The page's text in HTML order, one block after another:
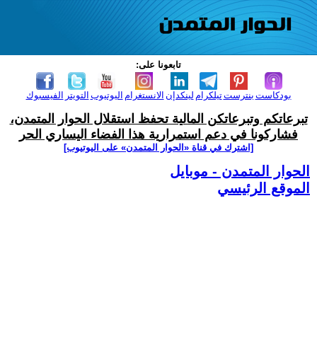
تابعونا على:
الفيسبوك التويتر اليوتيوب الانستغرام لينكدإن تيلكرامبنترست بودكاست
تبرعاتكم وتبرعاتكن المالية تحفظ استقلال الحوار المتمدن،
فشاركونا في دعم استمرارية هذا الفضاء اليساري الحر
[اشترك في قناة ‫«الحوار المتمدن» على اليوتيوب]
الحوار المتمدن - موبايل
الموقع الرئيسي